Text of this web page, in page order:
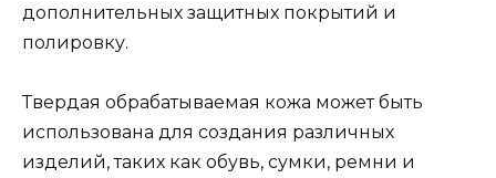
дополнительных защитных покрытий и
полировку.
Твердая обрабатываемая кожа может быть
использована для создания различных
изделий, таких как обувь, сумки, ремни и